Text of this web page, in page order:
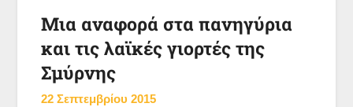
Μια αναφορά στα πανηγύρια
και τις λαϊκές γιορτές της
Σμύρνης
22 Σεπτεμβρίου 2015